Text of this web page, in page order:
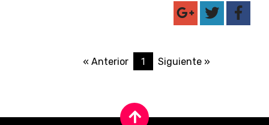
« Anterior 1 Siguiente »